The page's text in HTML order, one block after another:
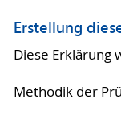
Erstellung
Diese Erklärung
Methodik der